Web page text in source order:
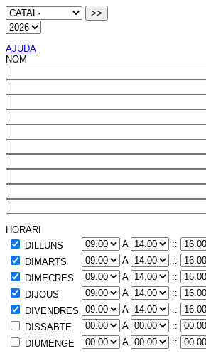
AJUDA
NOM
HORARI
DILLUNS
A ::
DIMARTS
A ::
DIMECRES
A ::
DIJOUS
A ::
DIVENDRES
A ::
DISSABTE
A ::
DIUMENGE
A ::